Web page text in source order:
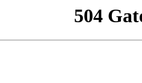
504